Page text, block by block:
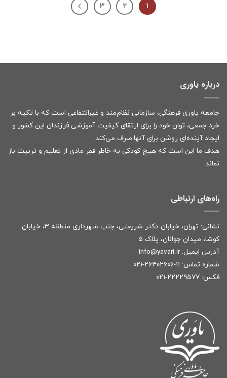
۱ ۲ ۳
درباره یاوری
جامعه یاوری فرهنگی، سازمانی نظام‌مند و غیرانتفاعی است که با تکیه بر
خرد جمعی، توان خود را برای ارتقای کیفیت آموزشی فرزندان این کشور و
ایجاد آینده‌ای روشن برای آنها صرف می‌کند.
هدف ما این است که هیچ کودکی به خاطر فقر مادی از تعلیم و تربیت باز
نماند.
راه‌های ارتباطی
نشانی: تهران، خیابان دکتر شریعتی، جنب شهرداری منطقه ۳، خیابان
کوشا، میدان جوانان، پلاک ۵
آدرس ایمیل: info@yavari.ir
شماره تماس: ۱۱-۲۶۴۰۲۶۰۶-۰۲۱
فکس: ۲۲۲۲۹۵۷۷-۰۲۱